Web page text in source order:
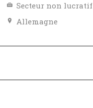
Secteur non lucratif
Allemagne